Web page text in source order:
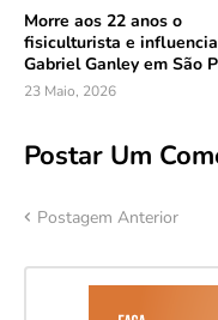
Morre aos 22 anos o
fisiculturista e
Gabriel Ganley em São
23 Maio, 2026
Postar Um
Postagem Anterior